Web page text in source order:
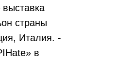
выставка
страны
Италия. -
в